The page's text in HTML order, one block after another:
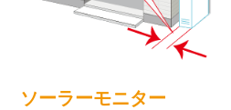
ソーラーモニター